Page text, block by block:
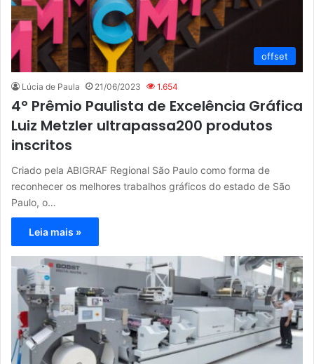
offset
Lúcia de Paula 21/06/2023 1.654
4º Prêmio Paulista de Excelência Gráfica
Luiz Metzler ultrapassa200 produtos
inscritos
Criado pela ABIGRAF Regional São Paulo como forma de
reconhecer os melhores trabalhos gráficos do estado de São
Paulo, o…
Leia mais »